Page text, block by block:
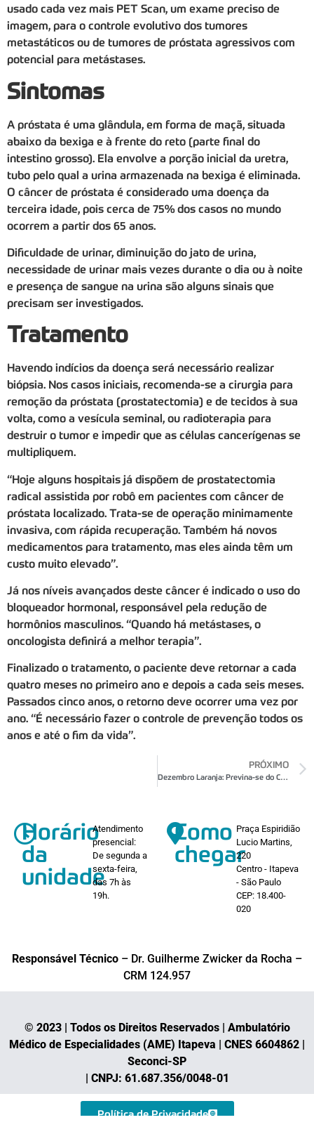
usado cada vez mais PET Scan, um exame preciso de
imagem, para o controle evolutivo dos tumores
metastáticos ou de tumores de próstata agressivos com
potencial para metástases.
Sintomas
A próstata é uma glândula, em forma de maçã, situada
abaixo da bexiga e à frente do reto (parte final do
intestino grosso). Ela envolve a porção inicial da uretra,
tubo pelo qual a urina armazenada na bexiga é eliminada.
O câncer de próstata é considerado uma doença da
terceira idade, pois cerca de 75% dos casos no mundo
ocorrem a partir dos 65 anos.
Dificuldade de urinar, diminuição do jato de urina,
necessidade de urinar mais vezes durante o dia ou à noite
e presença de sangue na urina são alguns sinais que
precisam ser investigados.
Tratamento
Havendo indícios da doença será necessário realizar
biópsia. Nos casos iniciais, recomenda-se a cirurgia para
remoção da próstata (prostatectomia) e de tecidos à sua
volta, como a vesícula seminal, ou radioterapia para
destruir o tumor e impedir que as células cancerígenas se
multipliquem.
“Hoje alguns hospitais já dispõem de prostatectomia
radical assistida por robô em pacientes com câncer de
próstata localizado. Trata-se de operação minimamente
invasiva, com rápida recuperação. Também há novos
medicamentos para tratamento, mas eles ainda têm um
custo muito elevado”.
Já nos níveis avançados deste câncer é indicado o uso do
bloqueador hormonal, responsável pela redução de
hormônios masculinos. “Quando há metástases, o
oncologista definirá a melhor terapia”.
Finalizado o tratamento, o paciente deve retornar a cada
quatro meses no primeiro ano e depois a cada seis meses.
Passados cinco anos, o retorno deve ocorrer uma vez por
ano. “É necessário fazer o controle de prevenção todos os
anos e até o fim da vida”.
PRÓXIMO
Dezembro Laranja: Previna-se do Câncer de Pele
Horário
da
unidade
Atendimento
presencial:
De segunda a
sexta-feira,
das 7h às
19h.
Como
chegar
Praça Espiridião
Lucio Martins,
220
Centro - Itapeva
- São Paulo
CEP: 18.400-
020
Responsável Técnico – Dr. Guilherme Zwicker da Rocha –
CRM 124.957
© 2023 | Todos os Direitos Reservados | Ambulatório
Médico de Especialidades (AME) Itapeva | CNES 6604862 |
Seconci-SP
| CNPJ: 61.687.356/0048-01
Política de Privacidade